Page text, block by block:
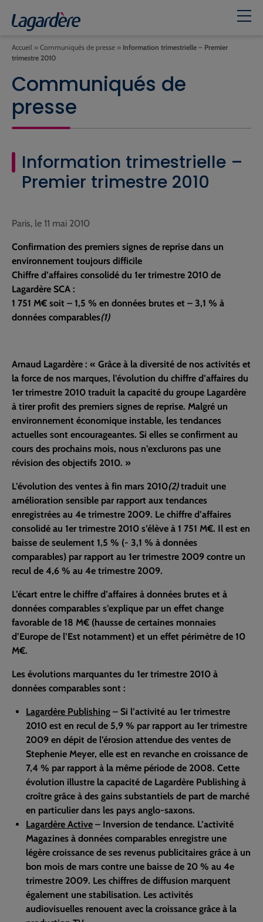
Accueil » Communiqués de presse » Information trimestrielle – Premier
trimestre 2010
Communiqués de
presse
Information trimestrielle –
Premier trimestre 2010
Paris, le 11 mai 2010
Confirmation des premiers signes de reprise dans un
environnement toujours difficile
Chiffre d’affaires consolidé du 1er trimestre 2010 de
Lagardère SCA :
1 751 M€ soit – 1,5 % en données brutes et – 3,1 % à
données comparables(1)
Arnaud Lagardère : « Grâce à la diversité de nos activités et
la force de nos marques, l’évolution du chiffre d’affaires du
1er trimestre 2010 traduit la capacité du groupe Lagardère
à tirer profit des premiers signes de reprise. Malgré un
environnement économique instable, les tendances
actuelles sont encourageantes. Si elles se confirment au
cours des prochains mois, nous n’exclurons pas une
révision des objectifs 2010. »
L’évolution des ventes à fin mars 2010(2)traduit une
amélioration sensible par rapport aux tendances
enregistrées au 4e trimestre 2009. Le chiffre d’affaires
consolidé au 1er trimestre 2010 s’élève à 1 751 M€. Il est en
baisse de seulement 1,5 % (- 3,1 % à données
comparables) par rapport au 1er trimestre 2009 contre un
recul de 4,6 % au 4e trimestre 2009.
L’écart entre le chiffre d’affaires à données brutes et à
données comparables s’explique par un effet change
favorable de 18 M€ (hausse de certaines monnaies
d’Europe de l’Est notamment) et un effet périmètre de 10
M€.
Les évolutions marquantes du 1er trimestre 2010 à
données comparables sont :
Lagardère Publishing – Si l’activité au 1er trimestre
2010 est en recul de 5,9 % par rapport au 1er trimestre
2009 en dépit de l’érosion attendue des ventes de
Stephenie Meyer, elle est en revanche en croissance de
7,4 % par rapport à la même période de 2008. Cette
évolution illustre la capacité de Lagardère Publishing à
croître grâce à des gains substantiels de part de marché
en particulier dans les pays anglo-saxons.
Lagardère Active – Inversion de tendance. L’activité
Magazines à données comparables enregistre une
légère croissance de ses revenus publicitaires grâce à un
bon mois de mars contre une baisse de 20 % au 4e
trimestre 2009. Les chiffres de diffusion marquent
également une stabilisation. Les activités
audiovisuelles renouent avec la croissance grâce à la